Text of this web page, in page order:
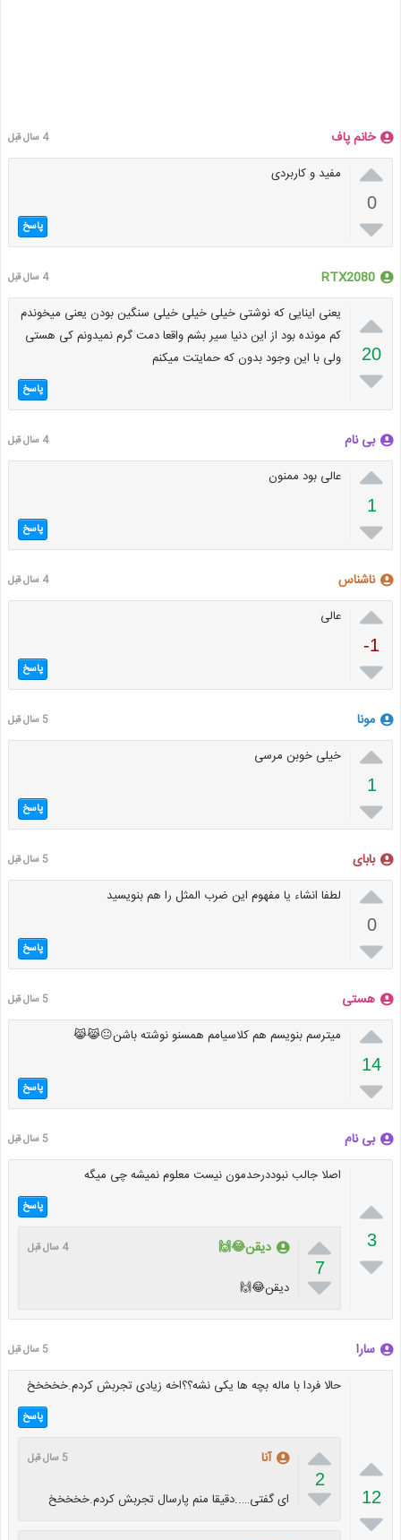
خانم پاف 4 سال قبل

0

مفید و کاربردی
پاسخ
RTX2080 4 سال قبل

20

یعنی اینایی که نوشتی خیلی خیلی خیلی سنگین بودن یعنی میخوندم
کم مونده بود از این دنیا سیر بشم واقعا دمت گرم نمیدونم کی هستی
ولی با این وجود بدون که حمایتت میکنم
پاسخ
بی نام 4 سال قبل

1

عالی بود ممنون
پاسخ
ناشناس 4 سال قبل

-1

عالی
پاسخ
مونا 5 سال قبل

1

خیلی خوبن مرسی
پاسخ
بابای 5 سال قبل

0

لطفا انشاء یا مفهوم این ضرب المثل را هم بنویسید
پاسخ
هستی 5 سال قبل

14

میترسم بنویسم هم کلاسیامم همسنو نوشته باشن😐😹😹
پاسخ
بی نام 5 سال قبل

3

اصلا جالب نبوددرحدمون نیست معلوم نمیشه چی میگه
پاسخ

7

دیقن😂🙌 4 سال قبل
دیقن😂🙌
سارا 5 سال قبل

12

حالا فردا با ماله بچه ها یکی نشه؟؟اخه زیادی تجربش کردم.خخخخخ
پاسخ

2

آنا 5 سال قبل
ای گفتی…..دقیقا منم پارسال تجربش کردم.خخخخخ